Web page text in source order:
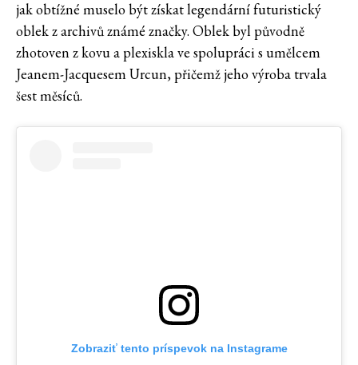
jak obtížné muselo být získat legendární futuristický
oblek z archivů známé značky. Oblek byl původně
zhotoven z kovu a plexiskla ve spolupráci s umělcem
Jeanem-Jacquesem Urcun, přičemž jeho výroba trvala
šest měsíců.
Zobraziť tento príspevok na Instagrame